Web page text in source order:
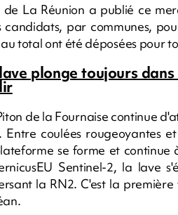
La Réunion a publié ce
candidats, par communes,
total ont été déposées pour
plonge toujours
de la Fournaise continue
Entre coulées rougeoyantes
se forme et continue
Sentinel-2, la lave
la RN2. C'est la